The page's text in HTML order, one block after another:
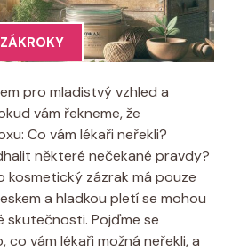
pro mladistvý vzhled a
vám řekneme, že
Co vám lékaři neřekli?
některé nečekané pravdy?
kosmetický zázrak má pouze
a hladkou pletí se mohou
skutečnosti. Pojďme se
vám lékaři možná neřekli, a